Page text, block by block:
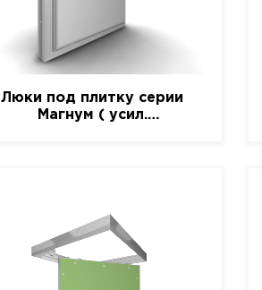
Люки под плитку серии
Магнум ( усил.